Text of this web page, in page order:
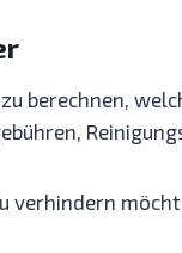
berechnen,
verhindern